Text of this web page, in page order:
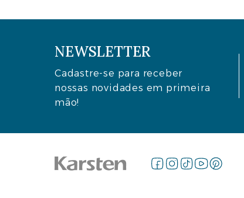
NEWSLETTER
Cadastre-se para receber
nossas novidades em primeira
mão!